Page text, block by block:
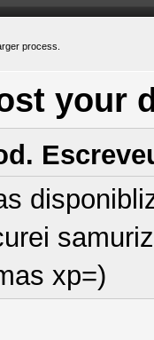
process.
your
xp=)